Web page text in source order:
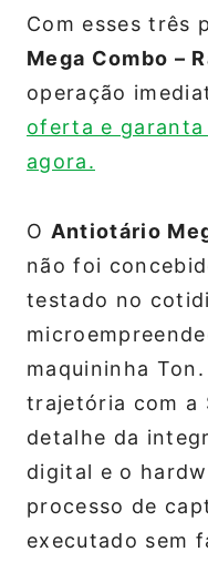
Com esses três
Mega Combo –
operação
oferta e garanta
agora.
O Antiotário
não foi
testado no
maquininha
trajetória com a
detalhe da
digital e o
processo de
executado sem